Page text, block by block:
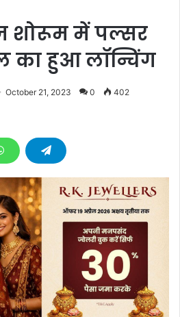
शोरूम में पल्सर
का हुआ लॉन्चिंग
October 21, 2023 0 402